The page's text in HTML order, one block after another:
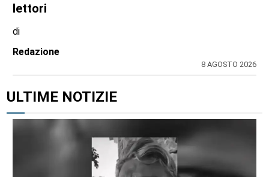
lettori
di
Redazione
8 AGOSTO 2026
ULTIME NOTIZIE